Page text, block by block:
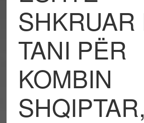
SHKRUAR
TANI PËR
KOMBIN